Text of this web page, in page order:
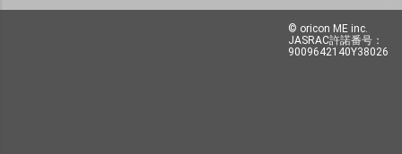
© oricon ME inc.
JASRAC許諾番号：
9009642140Y38026